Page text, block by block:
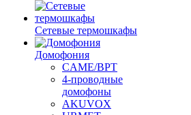
Сетевые термошкафы
Домофония
CAME/BPT
4-проводные
домофоны
AKUVOX